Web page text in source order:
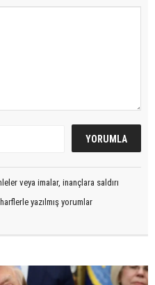
veya imalar, inançlara saldırı
yazılmış yorumlar